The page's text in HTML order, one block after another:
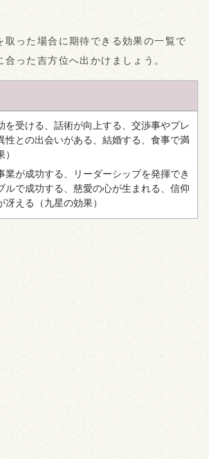
取った場合に期待できる効果の一覧で
った吉方位へ出かけましょう。
を受ける、話術が向上する、交渉事やプレ
性との出会いがある、結婚する、食事で満
業が成功する、リーダーシップを発揮でき
ルで成功する、慈愛の心が生まれる、信仰
冴える （九星の効果）